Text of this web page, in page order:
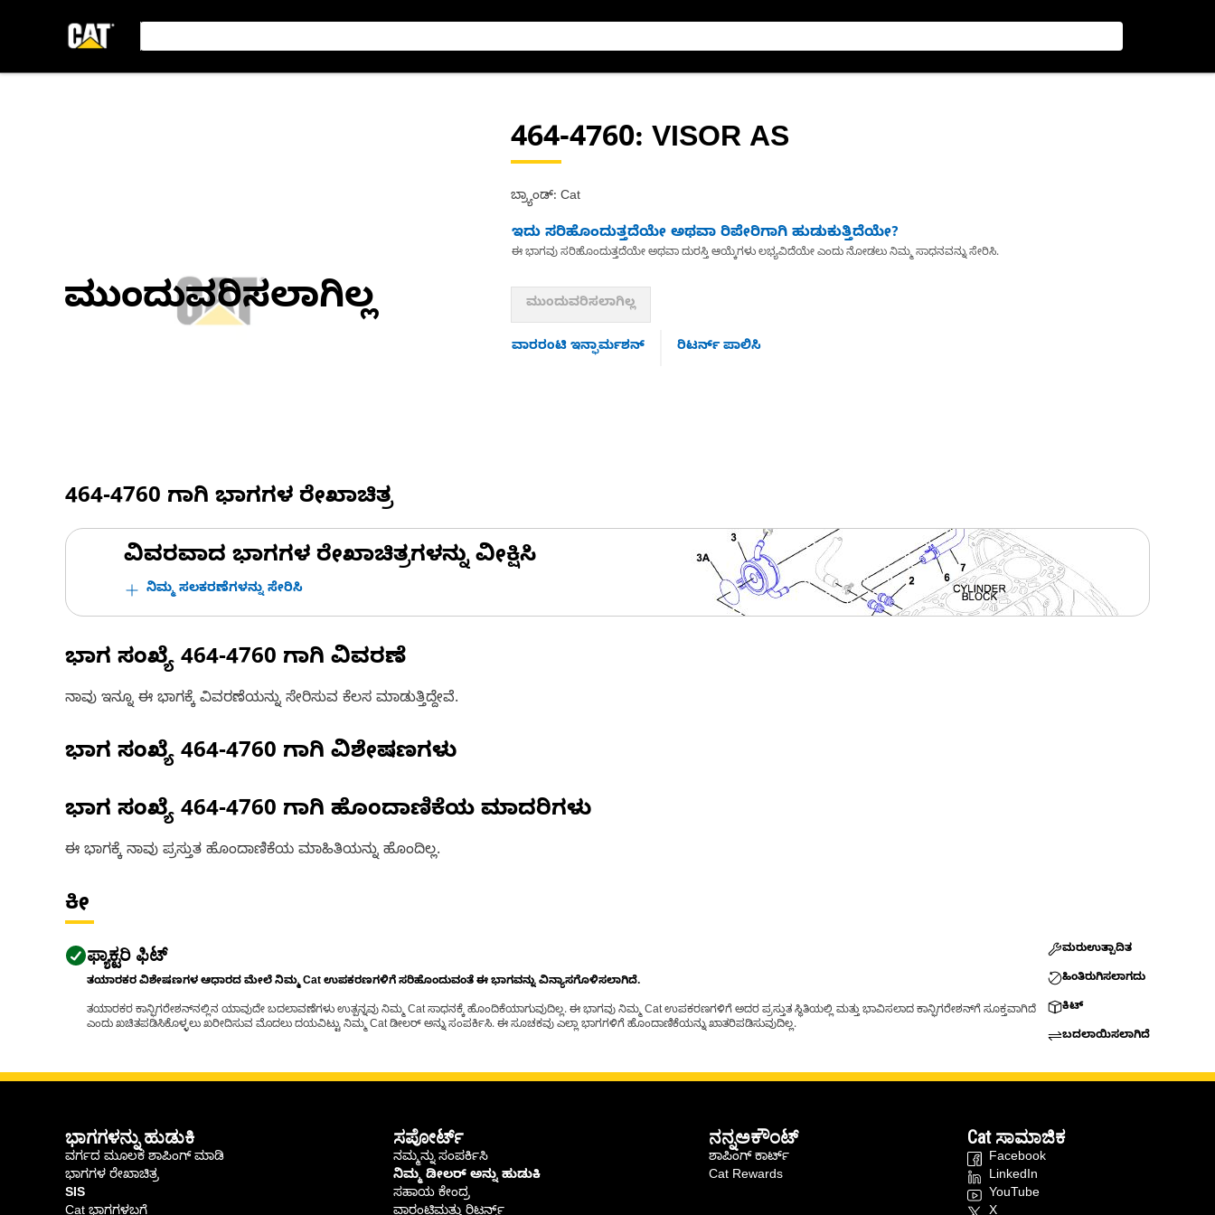
ಮುಂದುವರಿಸಲಾಗಿಲ್ಲ
464-4760: VISOR AS
ಬ್ರ್ಯಾಂಡ್: Cat
ಇದು ಸರಿಹೊಂದುತ್ತದೆಯೇ ಅಥವಾ ರಿಪೇರಿಗಾಗಿ ಹುಡುಕುತ್ತಿದೆಯೇ?
ಈ ಭಾಗವು ಸರಿಹೊಂದುತ್ತದೆಯೇ ಅಥವಾ ದುರಸ್ತಿ ಆಯ್ಕೆಗಳು ಲಭ್ಯವಿದೆಯೇ ಎಂದು ನೋಡಲು ನಿಮ್ಮ ಸಾಧನವನ್ನು ಸೇರಿಸಿ.
ಮುಂದುವರಿಸಲಾಗಿಲ್ಲ
ವಾರರಂಟಿ ಇನ್ಫಾರ್ಮಶನ್ ರಿಟರ್ನ್ ಪಾಲಿಸಿ
464-4760 ಗಾಗಿ ಭಾಗಗಳ ರೇಖಾಚಿತ್ರ
ವಿವರವಾದ ಭಾಗಗಳ ರೇಖಾಚಿತ್ರಗಳನ್ನು ವೀಕ್ಷಿಸಿ
ನಿಮ್ಮ ಸಲಕರಣೆಗಳನ್ನು ಸೇರಿಸಿ
ಭಾಗ ಸಂಖ್ಯೆ 464-4760 ಗಾಗಿ ವಿವರಣೆ
ನಾವು ಇನ್ನೂ ಈ ಭಾಗಕ್ಕೆ ವಿವರಣೆಯನ್ನು ಸೇರಿಸುವ ಕೆಲಸ ಮಾಡುತ್ತಿದ್ದೇವೆ.
ಭಾಗ ಸಂಖ್ಯೆ 464-4760 ಗಾಗಿ ವಿಶೇಷಣಗಳು
ಭಾಗ ಸಂಖ್ಯೆ 464-4760 ಗಾಗಿ ಹೊಂದಾಣಿಕೆಯ ಮಾದರಿಗಳು
ಈ ಭಾಗಕ್ಕೆ ನಾವು ಪ್ರಸ್ತುತ ಹೊಂದಾಣಿಕೆಯ ಮಾಹಿತಿಯನ್ನು ಹೊಂದಿಲ್ಲ.
ಕೀ
ಫ್ಯಾಕ್ಟರಿ ಫಿಟ್
ತಯಾರಕರ ವಿಶೇಷಣಗಳ ಆಧಾರದ ಮೇಲೆ ನಿಮ್ಮ Cat ಉಪಕರಣಗಳಿಗೆ ಸರಿಹೊಂದುವಂತೆ ಈ ಭಾಗವನ್ನು ವಿನ್ಯಾಸಗೊಳಿಸಲಾಗಿದೆ.
ತಯಾರಕರ ಕಾನ್ಫಿಗರೇಶನ್‌ನಲ್ಲಿನ ಯಾವುದೇ ಬದಲಾವಣೆಗಳು ಉತ್ಪನ್ನವು ನಿಮ್ಮ Cat ಸಾಧನಕ್ಕೆ ಹೊಂದಿಕೆಯಾಗುವುದಿಲ್ಲ. ಈ ಭಾಗವು ನಿಮ್ಮ Cat ಉಪಕರಣಗಳಿಗೆ ಅದರ ಪ್ರಸ್ತುತ ಸ್ಥಿತಿಯಲ್ಲಿ ಮತ್ತು ಭಾವಿಸಲಾದ ಕಾನ್ಫಿಗರೇಶನ್‌ಗೆ ಸೂಕ್ತವಾಗಿದೆ
ಎಂದು ಖಚಿತಪಡಿಸಿಕೊಳ್ಳಲು ಖರೀದಿಸುವ ಮೊದಲು ದಯವಿಟ್ಟು ನಿಮ್ಮ Cat ಡೀಲರ್ ಅನ್ನು ಸಂಪರ್ಕಿಸಿ. ಈ ಸೂಚಕವು ಎಲ್ಲಾ ಭಾಗಗಳಿಗೆ ಹೊಂದಾಣಿಕೆಯನ್ನು ಖಾತರಿಪಡಿಸುವುದಿಲ್ಲ.
ಮರುಉತ್ಪಾದಿತ
ಹಿಂತಿರುಗಿಸಲಾಗದು
ಕಿಟ್
ಬದಲಾಯಿಸಲಾಗಿದೆ
ಭಾಗಗಳನ್ನು ಹುಡುಕಿ
ವರ್ಗದ ಮೂಲಕ ಶಾಪಿಂಗ್ ಮಾಡಿ
ಭಾಗಗಳ ರೇಖಾಚಿತ್ರ
SIS
ಸಪೋರ್ಟ್
ನಮ್ಮನ್ನು ಸಂಪರ್ಕಿಸಿ
ನಿಮ್ಮ ಡೀಲರ್ ಅನ್ನು ಹುಡುಕಿ
ಸಹಾಯ ಕೇಂದ್ರ
ನನ್ನಅಕೌಂಟ್
ಶಾಪಿಂಗ್ ಕಾರ್ಟ್
Cat Rewards
Cat ಸಾಮಾಜಿಕ
Facebook
LinkedIn
YouTube